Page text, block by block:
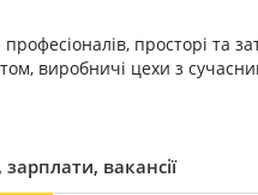
просторі та
виробничі цехи з
вакансії